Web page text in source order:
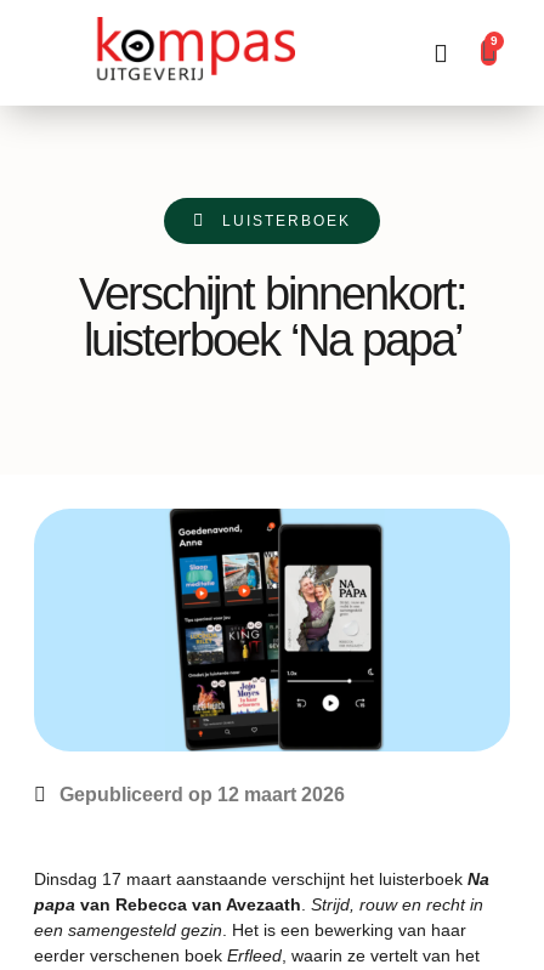
9
LUISTERBOEK
Verschijnt binnenkort:
luisterboek ‘Na papa’
Gepubliceerd op 12 maart 2026
Dinsdag 17 maart aanstaande verschijnt het luisterboek Na
papa van Rebecca van Avezaath Strijd, rouw en recht in
een samengesteld gezin
Het is een bewerking van haar
eerder verschenen boek Erfleed , waarin ze vertelt van het